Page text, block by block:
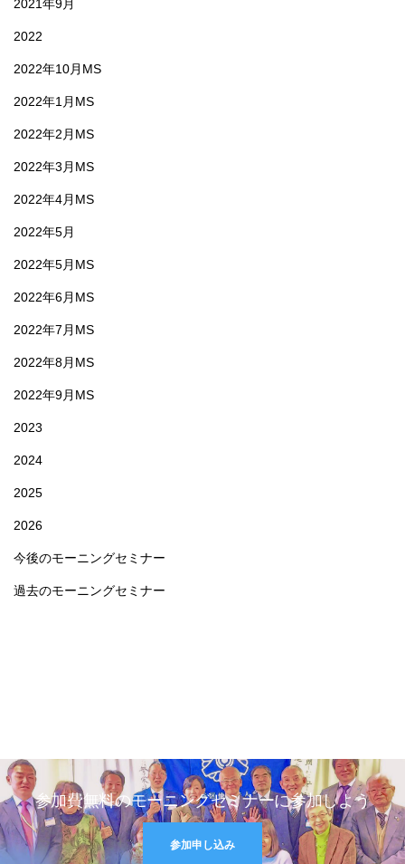
2021年9月
2022
2022年10月MS
2022年1月MS
2022年2月MS
2022年3月MS
2022年4月MS
2022年5月
2022年5月MS
2022年6月MS
2022年7月MS
2022年8月MS
2022年9月MS
2023
2024
2025
2026
今後のモーニングセミナー
過去のモーニングセミナー
参加費無料のモーニングセミナーに参加しよう
参加申し込み